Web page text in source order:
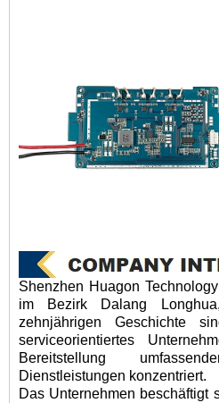
Shenzhen Huagon
im Bezirk Dalang
zehnjährigen Geschichte
serviceorientiertes
Bereitstellung
Dienstleistungen konzentriert.
Das Unternehmen beschäftigt